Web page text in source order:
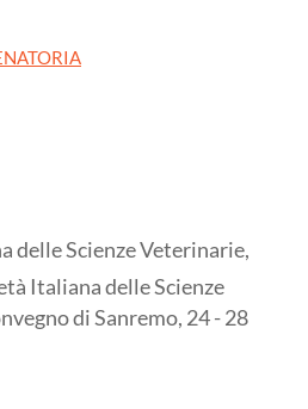
delle Scienze Veterinarie,
Italiana delle Scienze
di Sanremo, 24 - 28